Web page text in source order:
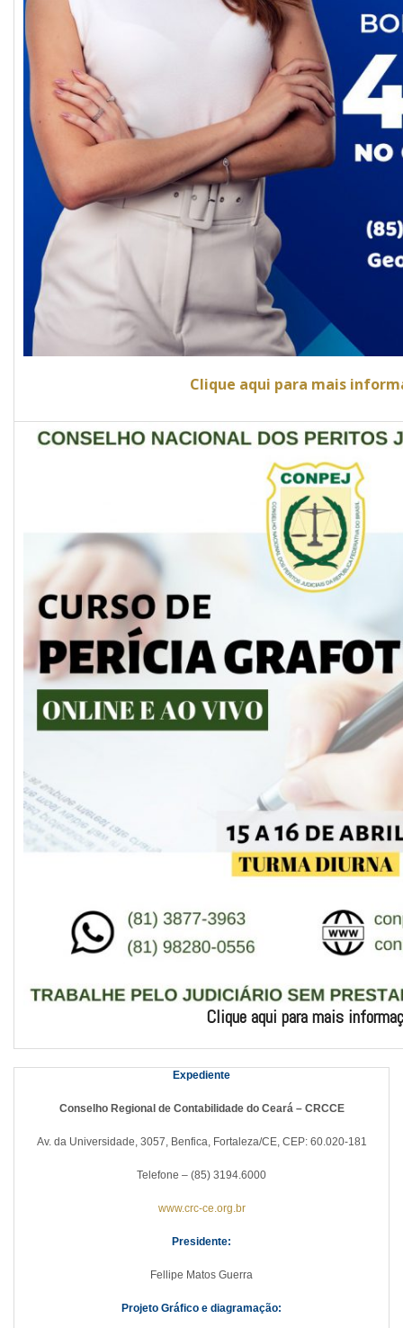
Clique aqui para mais
Clique aqui para mais
Expediente
Conselho Regional de Contabilidade do Ceará – CRCCE
Av. da Universidade, 3057, Benfica, Fortaleza/CE, CEP: 60.020-181
Telefone – (85) 3194.6000
www.crc-ce.org.br
Presidente:
Fellipe Matos Guerra
Projeto Gráfico e diagramação: